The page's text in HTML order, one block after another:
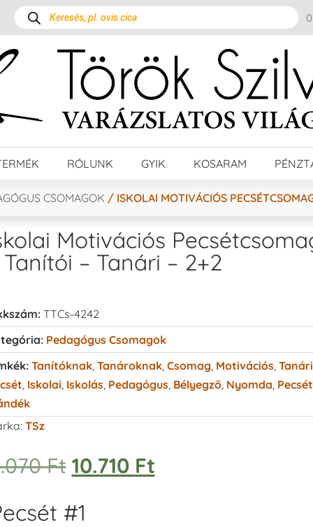
RÓLUNK GYIK KOSARAM
CSOMAGOK / ISKOLAI MOTIVÁCIÓS
Motivációs
– Tanári – 2+2
TTCs-4242
Pedagógus Csomagok
Tanítóknak, Tanároknak, Csomag, Motivációs, Tanári
Iskolai Iskolás, Pedagógus, Bélyegző, Nyomda Pecsét
TSz
Ft 10.710 Ft
#1